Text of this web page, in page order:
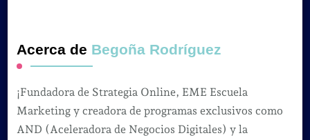
Acerca de Begoña Rodríguez
¡Fundadora de Strategia Online, EME Escuela
Marketing y creadora de programas exclusivos como
AND (Aceleradora de Negocios Digitales) y la